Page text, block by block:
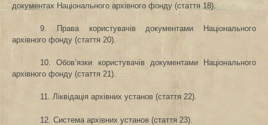
документах Національного архівного фонду (стаття 18).
9. Права користувачів документами Національного
архівного фонду (стаття 20).
10. Обов’язки користувачів документами Національного
архівного фонду (стаття 21).
11. Ліквідація архівних установ (стаття 22).
12. Система архівних установ (стаття 23).